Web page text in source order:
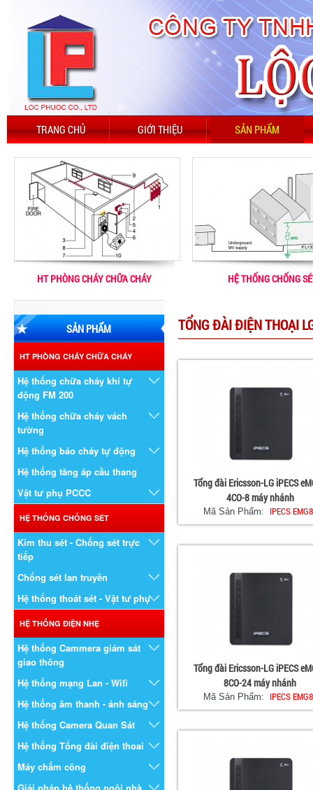
TRANG CHỦ GIỚI THIỆU SẢN PHẨM
HT PHÒNG CHÁY CHỮA CHÁY HỆ THỐNG CHỐNG
SẢN PHẨM
HT PHÒNG CHÁY CHỮA CHÁY
Hệ thống chữa cháy khí tự
động FM 200
Hệ thống chữa cháy vách
tường
Hệ thống báo cháy tự động
Hệ thống tăng áp cầu thang
Vật tư phụ PCCC
HỆ THỐNG CHỐNG SÉT
Kim thu sét - Chống sét trực
tiếp
Chống sét lan truyền
Hệ thống thoát sét - Vật tư phụ
HỆ THỐNG ĐIỆN NHẸ
Hệ thống Cammera giám sát
giao thông
Hệ thống mạng Lan - Wifi
Hệ thống âm thanh - ánh sáng
Hệ thống Camera Quan Sát
Hệ thống Tổng đài điện thoai
Máy chấm công
TỔNG ĐÀI ĐIỆN THOẠI
Tổng đài Ericsson-LG iPECS
4CO-8 máy nhánh
Mã Sản Phẩm: IPECS
Tổng đài Ericsson-LG iPECS
8CO-24 máy nhánh
Mã Sản Phẩm: IPECS